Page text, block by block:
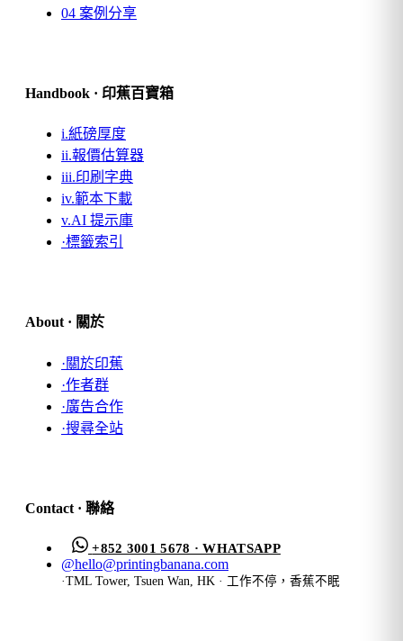
04 案例分享
Handbook · 印蕉百寶箱
i.紙磅厚度
ii.報價估算器
iii.印刷字典
iv.範本下載
v.AI 提示庫
·標籤索引
About · 關於
·關於印蕉
·作者群
·廣告合作
·搜尋全站
Contact · 聯絡
+852 3001 5678 · WHATSAPP
@hello@printingbanana.com
·TML Tower, Tsuen Wan, HK · 工作不停，香蕉不眠